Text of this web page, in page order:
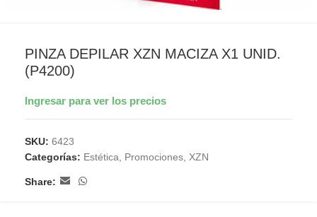
PINZA DEPILAR XZN MACIZA X1 UNID.
(P4200)
Ingresar para ver los precios
SKU: 6423
Categorías: Estética Promociones XZN
Share: